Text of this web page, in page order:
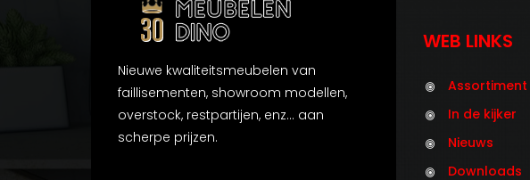
Nieuwe kwaliteitsmeubelen van
faillisementen, showroom modellen,
overstock, restpartijen, enz... aan
scherpe prijzen.
WEB LINKS
Assortiment
In de kijker
Nieuws
Downloads